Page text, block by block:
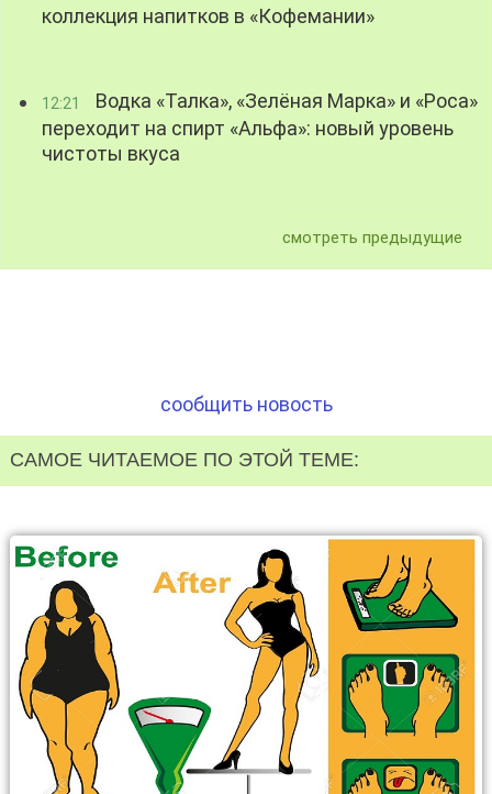
коллекция напитков в «Кофемании»
12:21
Водка «Талка», «Зелёная Марка» и «Роса»
переходит на спирт «Альфа»: новый уровень
чистоты вкуса
смотреть предыдущие
сообщить новость
САМОЕ ЧИТАЕМОЕ ПО ЭТОЙ ТЕМЕ: